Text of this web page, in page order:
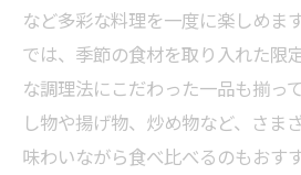
など多彩な料理を一度に楽しめま
では、季節の食材を取り入れた限
な調理法にこだわった一品も揃っ
し物や揚げ物、炒め物など、さま
味わいながら食べ比べるのもおす